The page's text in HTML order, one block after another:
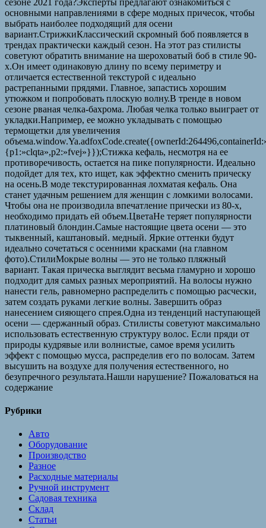
основными направлениями в сфере модных причесок, чтобы
выбрать наиболее подходящий для осени
вариант.СтрижкиКлассический скромный боб появляется в
трендах практически каждый сезон. На этот раз стилисты
советуют обратить внимание на шероховатый боб в стиле 90-
х.Он имеет одинаковую длину по всему периметру и
отличается естественной текстурой с идеально
растрепанными прядями. Главное, запастись хорошим
утюжком и попробовать плоскую волну.В тренде в новом
сезоне рваная челка-бахрома. Любая челка только выиграет от
укладки.Например, ее можно укладывать с помощью
термощетки для увеличения
{p1:»clqta»,p2:»fvej»}});Стижка кефаль, несмотря на ее
противоречивость, остается на пике популярности. Идеально
подойдет для тех, кто ищет, как эффектно сменить прическу
на осень.В моде текстурированная лохматая кефаль. Она
станет удачным решением для женщин с ломкими волосами.
Чтобы она не производила впечатление прически из 80-х,
необходимо придать ей объем.ЦветаНе теряет популярности
платиновый блондин.Самые настоящие цвета осени — это
тыквенный, каштановый. медный. Яркие оттенки будут
идеально сочетаться с осенними красками (на главном
фото).СтилиМокрые волны — это не только пляжный
вариант. Такая прическа выглядит весьма гламурно и хорошо
подходит для самых разных мероприятий. На волосы нужно
нанести гель, равномерно распределить с помощью расчески,
затем создать руками легкие волны. Завершить образ
нанесением сияющего спрея.Одна из тенденций наступающей
осени — сдержанный образ. Стилисты советуют максимально
использовать естественную структуру волос. Если пряди от
природы кудрявые или волнистые, самое время усилить
эффект с помощью мусса, распределив его по волосам. Затем
высушить на воздухе для получения естественного, но
безупречного результата.Нашли нарушение? Пожаловаться на
содержание
Рубрики
Авто
Оборудование
Производство
Разное
Расходные материалы
Ручной инструмент
Садовая техника
Склад
Статьи